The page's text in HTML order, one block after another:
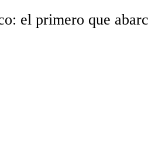
el primero que